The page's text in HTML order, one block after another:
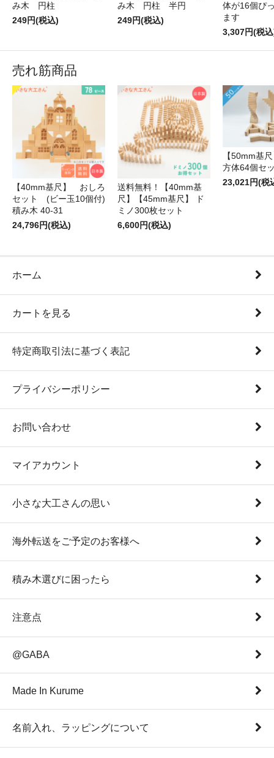
み木 円柱
249円(税込)
み木 円柱 半円
249円(税込)
体が16個ぴ
ます
3,307円(税
売れ筋商品
【40mm基尺】 おしろ
セット (ビー玉10個付)
積み木 40-31
24,796円(税込)
送料無料！【40mm基
尺】【45mm基尺】 ド
ミノ300枚セット
6,600円(税込)
【50mm基
方体64個セ
23,021円(税
ホーム
カートを見る
特定商取引法に基づく表記
プライバシーポリシー
お問い合わせ
マイアカウント
小さな大工さんの思い
海外転送をご予定のお客様へ
積み木選びに困ったら
注意点
@GABA
Made In Kurume
名前入れ、ラッピングについて